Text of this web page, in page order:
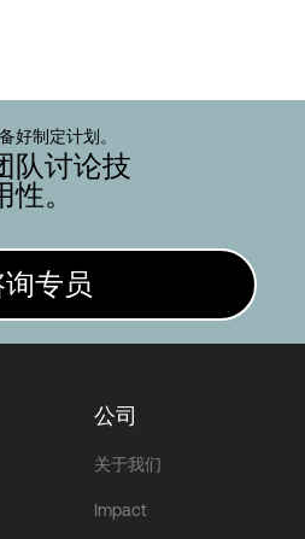
好制定计划。
队讨论技
。
询专员
公司
关于我们
Impact